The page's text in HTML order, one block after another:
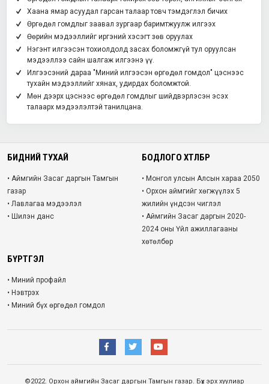
Хаана ямар асуудал гарсан талаар товч тэмдэглэл бичих
Өргөдөл гомдлыг заавал зургаар баримтжуулж илгээх
Өөрийн мэдээллийг иргэний хэсэгт зөв оруулах
Нэгэнт илгээсэн тохиолдолд засах боломжгүй тул оруулсан
мэдээллээ сайн шалгаж илгээнэ үү.
Илгээсэний дараа "Миний илгээсэн өргөдөл гомдол" цэснээс
тухайн мэдээллийг хянах, удирдах боломжтой.
Мөн дээрх цэснээс өргөдөл гомдлыг шийдвэрлэсэн эсэх
талаарх мэдээлэлтэй танилцана.
БИДНИЙ ТУХАЙ
• Аймгийн Засаг даргын Тамгын
газар
• Лавлагаа мэдээлэл
• Шилэн данс
БОДЛОГО ХӨТӨЛБӨР
• Монгол улсын Алсын хараа 2050
• Орхон аймгийг хөгжүүлэх 5
жилийн үндсэн чиглэл
• Аймгийн Засаг даргын 2020-
2024 оны Үйл ажиллагааны
хөтөлбөр
БҮРТГЭЛ
• Миний профайл
• Нэвтрэх
• Миний бүх өргөдөл гомдол
©2022. Орхон аймгийн Засаг даргын Тамгын газар. Бүх эрх хуулиар